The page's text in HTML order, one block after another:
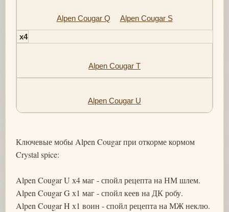
Alpen Cougar Q Alpen Cougar S
x4
Alpen Cougar T
Alpen Cougar U
Ключевые мобы Alpen Cougar при откорме кормом
Crystal spice:
Alpen Cougar U х4 маг - спойл рецепта на НМ шлем.
Alpen Cougar G х1 маг - спойл кеев на ДК робу.
Alpen Cougar H х1 воин - спойл рецепта на МЖ неклю.